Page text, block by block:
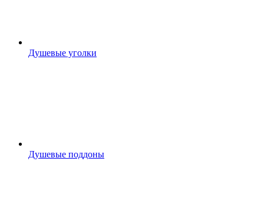
Душевые уголки
Душевые поддоны